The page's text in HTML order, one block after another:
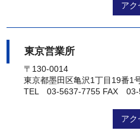
アク
東京営業所
〒130-0014
東京都墨田区亀沢1丁目19番1
TEL 03-5637-7755 FAX 03-
アク